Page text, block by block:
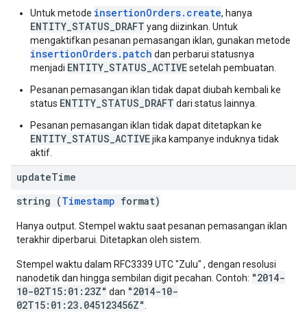
Untuk metode insertionOrders.create, hanya
ENTITY_STATUS_DRAFT yang diizinkan. Untuk
mengaktifkan pesanan pemasangan iklan, gunakan metode
insertionOrders.patch dan perbarui statusnya
menjadi ENTITY_STATUS_ACTIVEsetelah pembuatan.
Pesanan pemasangan iklan tidak dapat diubah kembali ke
status ENTITY_STATUS_DRAFT dari status lainnya.
Pesanan pemasangan iklan tidak dapat ditetapkan ke
ENTITY_STATUS_ACTIVEjika kampanye induknya tidak
aktif.
updateTime
string (Timestamp format)
Hanya output. Stempel waktu saat pesanan pemasangan iklan
terakhir diperbarui. Ditetapkan oleh sistem.
Stempel waktu dalam RFC3339 UTC "Zulu" , dengan resolusi
nanodetik dan hingga sembilan digit pecahan. Contoh: "2014-
10-02T15:01:23Z" dan "2014-10-
02T15:01:23.045123456Z"